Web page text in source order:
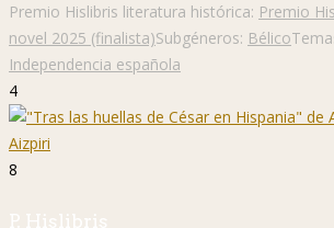
Premio Hislibris literatura histórica: Premio
novel 2025 (finalista)Subgéneros: Bélico
Independencia española
4
8
P. Hislibris